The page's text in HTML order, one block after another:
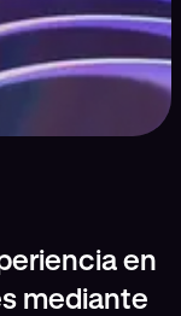
en
mediante